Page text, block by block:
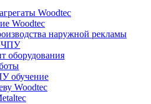
Woodtec
Woodtec
наружной рекламы
ЧПУ
оборудования
обучение
Woodtec